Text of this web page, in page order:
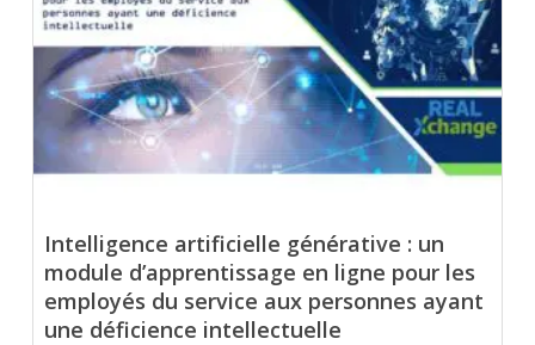
Intelligence artificielle générative : un
module d’apprentissage en ligne pour les
employés du service aux personnes ayant
une déficience intellectuelle